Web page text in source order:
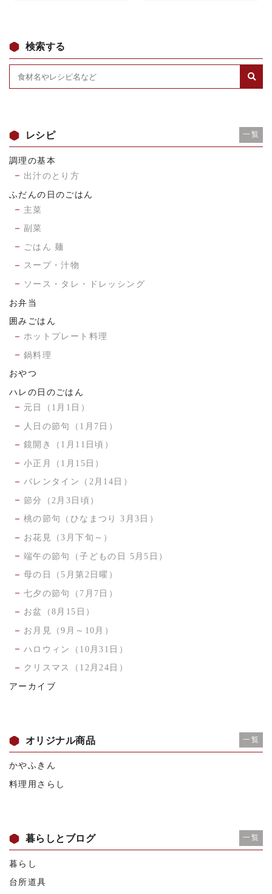
検索する
レシピ 一覧
調理の基本
出汁のとり方
ふだんの日のごはん
主菜
副菜
ごはん 麺
スープ・汁物
ソース・タレ・ドレッシング
お弁当
囲みごはん
ホットプレート料理
鍋料理
おやつ
ハレの日のごはん
元日（1月1日）
人日の節句（1月7日）
鏡開き（1月11日頃）
小正月（1月15日）
バレンタイン（2月14日）
節分（2月3日頃）
桃の節句（ひなまつり 3月3日）
お花見（3月下旬～）
端午の節句（子どもの日 5月5日）
母の日（5月第2日曜）
七夕の節句（7月7日）
お盆（8月15日）
お月見（9月～10月）
ハロウィン（10月31日）
クリスマス（12月24日）
アーカイブ
オリジナル商品 一覧
かやふきん
料理用さらし
暮らしとブログ 一覧
暮らし
台所道具